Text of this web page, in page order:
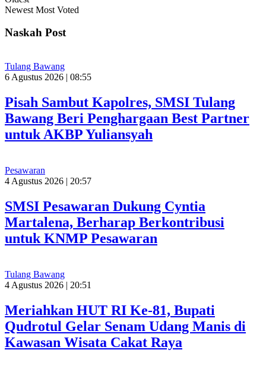
Newest Most Voted
Naskah Post
Tulang Bawang
6 Agustus 2026 | 08:55
Pisah Sambut Kapolres, SMSI Tulang
Bawang Beri Penghargaan Best Partner
untuk AKBP Yuliansyah
Pesawaran
4 Agustus 2026 | 20:57
SMSI Pesawaran Dukung Cyntia
Martalena, Berharap Berkontribusi
untuk KNMP Pesawaran
Tulang Bawang
4 Agustus 2026 | 20:51
Meriahkan HUT RI Ke-81, Bupati
Qudrotul Gelar Senam Udang Manis di
Kawasan Wisata Cakat Raya